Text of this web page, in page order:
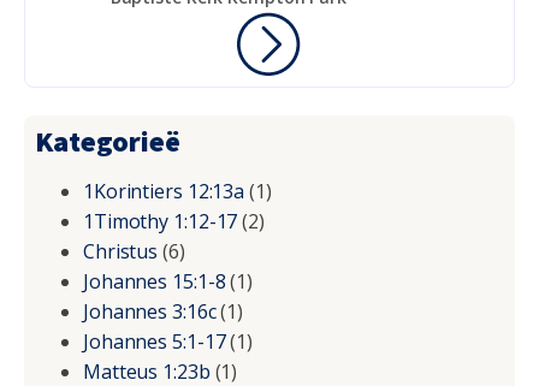
Kategorieë
1Korintiers 12:13a (1)
1Timothy 1:12-17(2)
Christus (6)
Johannes 15:1-8(1)
Johannes 3:16c(1)
Johannes 5:1-17(1)
Matteus 1:23b (1)